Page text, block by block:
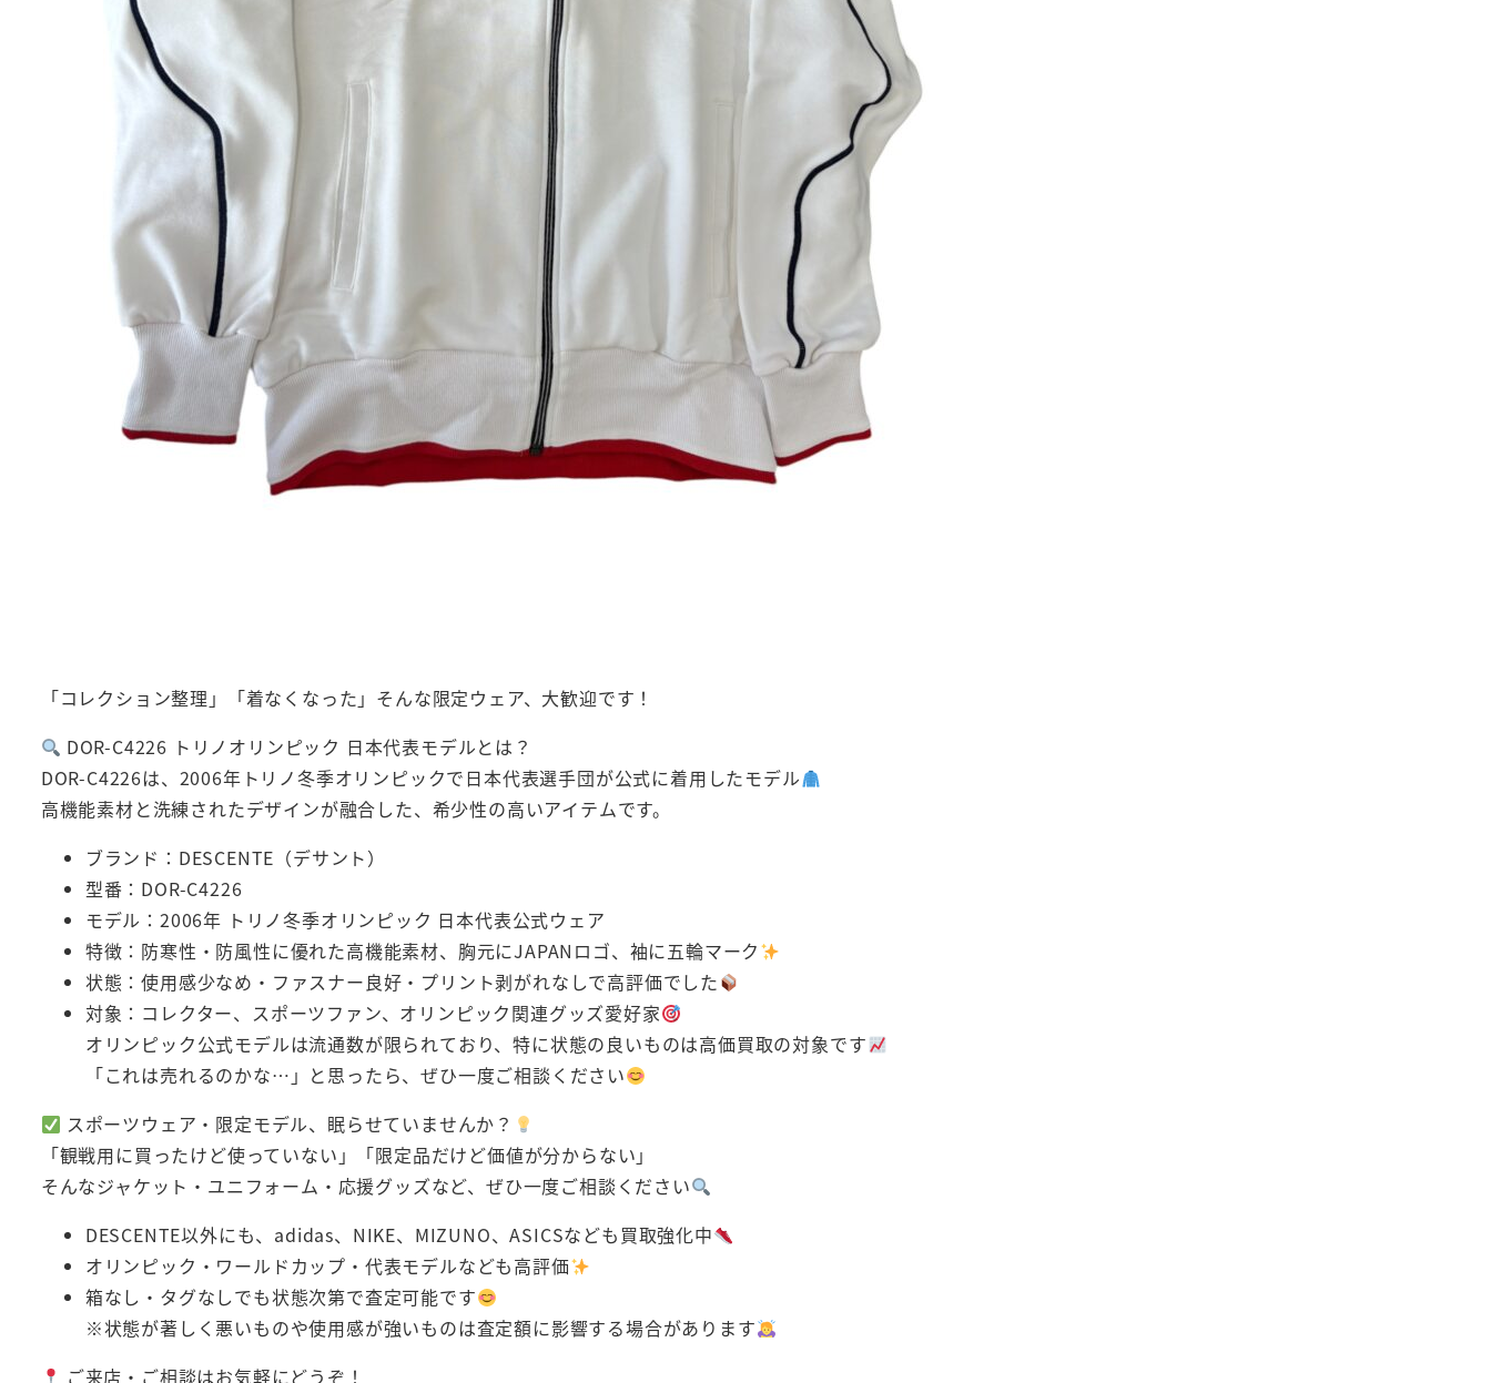
「コレクション整理」「着なくなった」そんな限定ウェア、大歓迎です！
DOR-C4226 トリノオリンピック 日本代表モデルとは？
DOR-C4226は、2006年トリノ冬季オリンピックで日本代表選手団が公式に着用したモデル
高機能素材と洗練されたデザインが融合した、希少性の高いアイテムです。
ブランド：DESCENTE（デサント）
型番：DOR-C4226
モデル：2006年 トリノ冬季オリンピック 日本代表公式ウェア
特徴：防寒性・防風性に優れた高機能素材、胸元にJAPANロゴ、袖に五輪マーク
状態：使用感少なめ・ファスナー良好・プリント剥がれなしで高評価でした
対象：コレクター、スポーツファン、オリンピック関連グッズ愛好家
オリンピック公式モデルは流通数が限られており、特に状態の良いものは高価買取の対象です
「これは売れるのかな…」と思ったら、ぜひ一度ご相談ください
スポーツウェア・限定モデル、眠らせていませんか？
「観戦用に買ったけど使っていない」「限定品だけど価値が分からない」
そんなジャケット・ユニフォーム・応援グッズなど、ぜひ一度ご相談ください
DESCENTE以外にも、adidas、NIKE、MIZUNO、ASICSなども買取強化中
オリンピック・ワールドカップ・代表モデルなども高評価
箱なし・タグなしでも状態次第で査定可能です
※状態が著しく悪いものや使用感が強いものは査定額に影響する場合があります
ご来店・ご相談はお気軽にどうぞ！